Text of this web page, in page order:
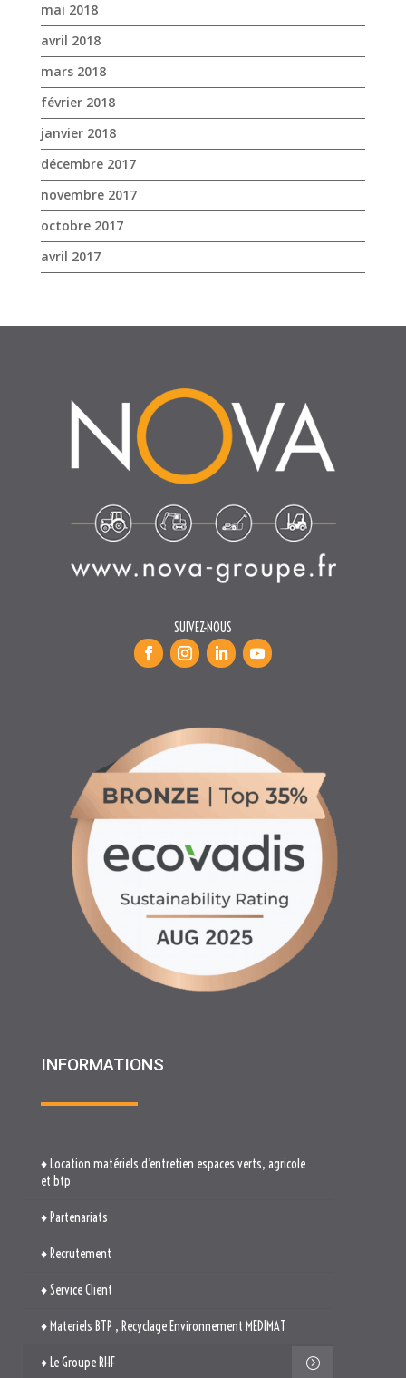
mai 2018
avril 2018
mars 2018
février 2018
janvier 2018
décembre 2017
novembre 2017
octobre 2017
avril 2017
SUIVEZ-NOUS
INFORMATIONS
♦ Location matériels d’entretien espaces verts, agricole
et btp
♦ Partenariats
♦ Recrutement
♦ Service Client
♦ Materiels BTP , Recyclage Environnement MEDIMAT
♦ Le Groupe RHF